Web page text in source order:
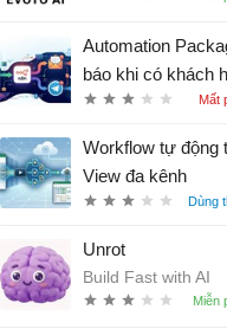
Automation
báo khi có khách
Workflow tự động
View đa kênh
Unrot
Build Fast with AI